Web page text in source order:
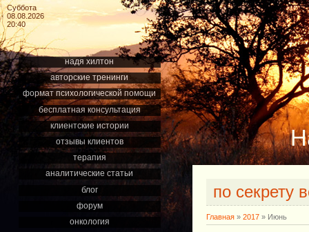
Суббота
08.08.2026
20:40
надя хилтон
авторские тренинги
формат психологической помощи
бесплатная консультация
клиентские истории
отзывы клиентов
терапия
аналитические статьи
блог
форум
онкология
по секрету
Главная » 2017 » Июнь